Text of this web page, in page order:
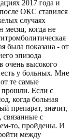
2017 года и
ОКС ставился
случаях
месяц, когда не
была показана - от
эпизода
очень высокого
есть у больных. Мне
те самые
прошли. Если с
когда больная
препарат, значит,
связанные с
то, пройдены. И
между